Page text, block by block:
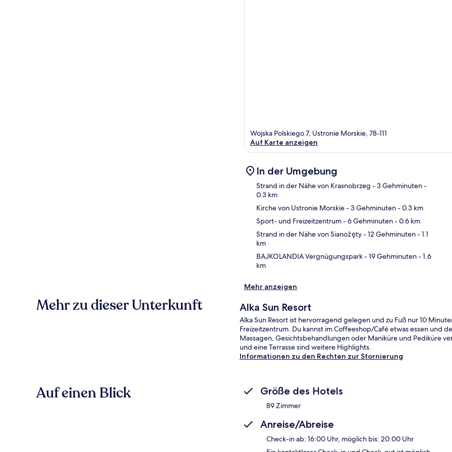
Wojska Polskiego 7, Ustronie Morskie, 78-111
Auf Karte anzeigen
In der Umgebung
Strand in der Nähe von Krasnobrzeg - 3 Gehminuten-
0.3 km
Kirche von Ustronie Morskie- 3 Gehminuten- 0.3 km
Sport- und Freizeitzentrum- 6 Gehminuten- 0.6 km
Strand in der Nähe von Sianożęty- 12 Gehminuten- 1.1
km
BAJKOLANDIA Vergnügungspark- 19 Gehminuten- 1.6
km
Mehr anzeigen
Mehr zu dieser Unterkunft Alka Sun Resort
Alka Sun Resort ist hervorragend gelegen und zu Fuß nur 10
Freizeitzentrum. Du kannst im Coffeeshop/Café etwas essen und
Massagen, Gesichtsbehandlungen oder Maniküre und Pediküre
und eine Terrasse sind weitere Highlights.
Informationen zu den Rechten zur Stornierung
Auf einen Blick Größe des Hotels
89 Zimmer
Anreise/Abreise
Check-in ab: 16:00 Uhr, möglich bis: 20:00 Uhr